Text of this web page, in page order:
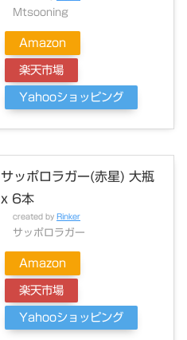
Mtsooning
Amazon
楽天市場
Yahooショッピング
サッポロラガー(赤星) 大瓶
x 6本
created by Rinker
サッポロラガー
Amazon
楽天市場
Yahooショッピング